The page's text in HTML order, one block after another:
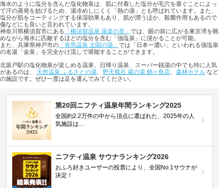
海水のように塩分を含んだ塩化物泉は、肌に付着した塩分が毛穴を塞ぐことによっ
て汗の蒸発を妨げるため、湯冷めしにくく「熱の湯」とも呼ばれています。また、
塩分が肌をコーティングする保湿効果もあり、肌が潤うほか、殺菌作用もあるので
傷などにも良いと言われています。
神奈川県横須賀市にある 「横須賀温泉 湯楽の里」 では、眼の前に広がる東京湾を眺
めながら海水に匹敵するほどの塩分を含む「強塩泉」に浸かることが可能。
また、兵庫県神戸市の 「有馬温泉 太閤の湯」 では「日本一濃い」といわれる強塩泉
の名湯「金泉」を完全かけ流しで堪能することができます。
北坂戸駅の塩化物泉が楽しめる温泉、日帰り温泉、スーパー銭湯の中でも特に人気
があるのは、 天然温泉 ふるさとの湯、 野天風呂 蔵の湯 鶴ヶ島店、 森林ホテル など
の施設です。ぜひ一度は足を運んでみてください。
第20回ニフティ温泉年間ランキング2025
全国約2.2万件の中から頂点に選ばれた、2025年の人
気施設は…
ニフティ温泉 サウナランキング2026
おふろ好きユーザーの投票により、全国No.1サウナが
決定！